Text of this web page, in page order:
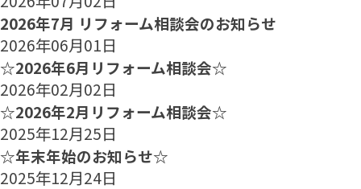
2026年7月 リフォーム相談会のお知らせ
2026年06月01日
☆2026年6月リフォーム相談会☆
2026年02月02日
☆2026年2月リフォーム相談会☆
2025年12月25日
☆年末年始のお知らせ☆
2025年12月24日